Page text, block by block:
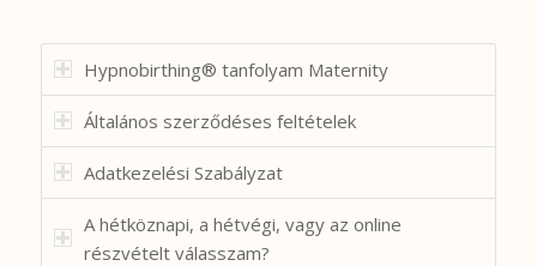
Hypnobirthing® tanfolyam Maternity
Általános szerződéses feltételek
Adatkezelési Szabályzat
A hétköznapi, a hétvégi, vagy az online
részvételt válasszam?